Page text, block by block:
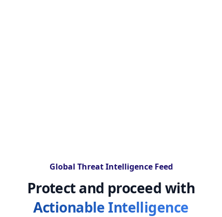
Global Threat Intelligence Feed
Protect and proceed with
Actionable Intelligence